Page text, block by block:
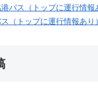
バス（トップに運行情報
（トップに運行情報あり）